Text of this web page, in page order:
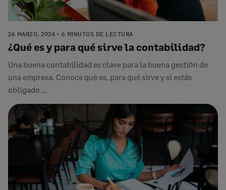
26 MARZO, 2024 6 MINUTOS DE LECTURA
¿Qué es y para qué sirve la contabilidad?
Una buena contabilidad es clave para la buena gestión de
una empresa. Conoce qué es, para qué sirve y si estás
obligado ...